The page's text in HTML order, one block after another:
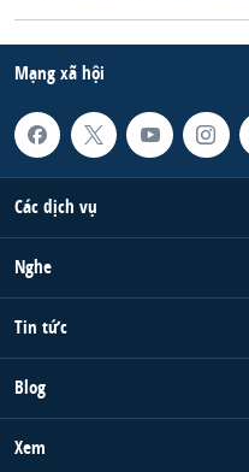
Mạng xã hội
Các dịch vụ
Nghe
Tin tức
Blog
Xem